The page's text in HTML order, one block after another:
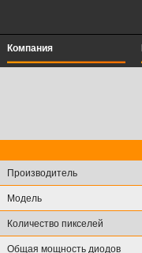
Компания
Производитель
Модель
Количество пикселей
Общая мощность диодов